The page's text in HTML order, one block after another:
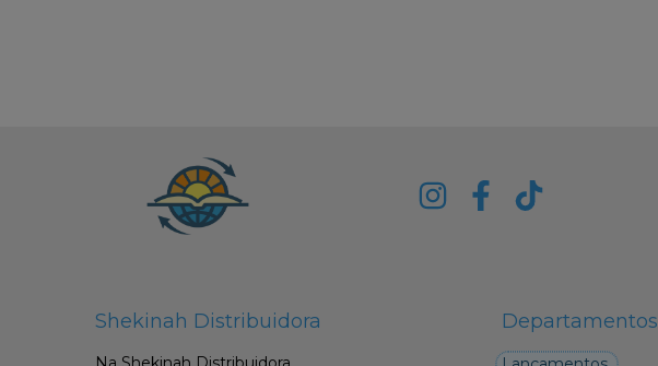
Shekinah Distribuidora Departamentos